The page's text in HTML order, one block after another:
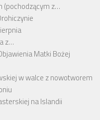
(pochodzącym z…
z…
Matki Bożej
w walce z nowotworem
na Islandii